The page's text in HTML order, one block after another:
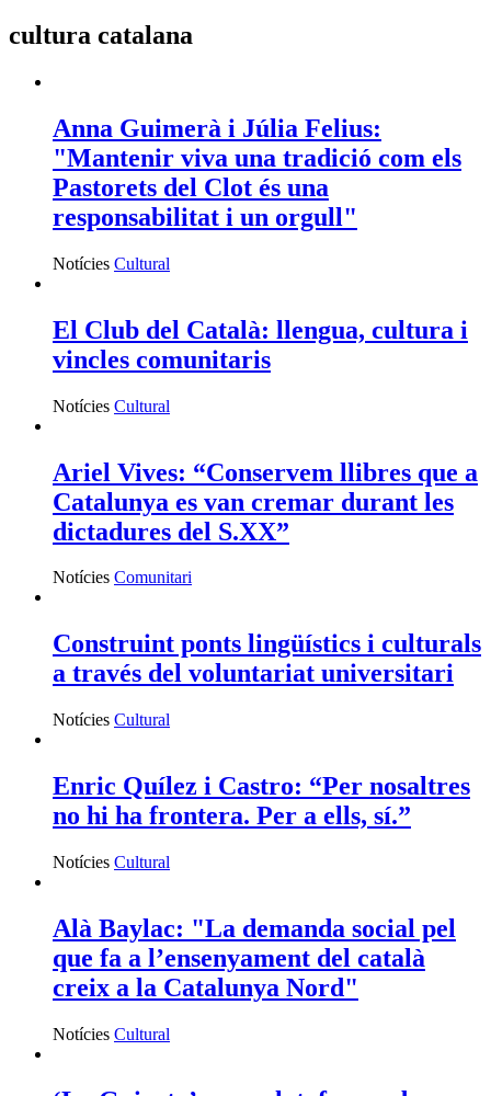
cultura catalana
Anna Guimerà i Júlia Felius:
"Mantenir viva una tradició com els
Pastorets del Clot és una
responsabilitat i un orgull"
Notícies Cultural
El Club del Català: llengua, cultura i
vincles comunitaris
Notícies Cultural
Ariel Vives: “Conservem llibres que a
Catalunya es van cremar durant les
dictadures del S.XX”
Notícies Comunitari
Construint ponts lingüístics i culturals
a través del voluntariat universitari
Notícies Cultural
Enric Quílez i Castro: “Per nosaltres
no hi ha frontera. Per a ells, sí.”
Notícies Cultural
Alà Baylac: "La demanda social pel
que fa a l’ensenyament del català
creix a la Catalunya Nord"
Notícies Cultural